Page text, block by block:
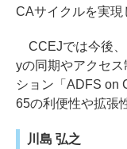
CAサイクルを実現
CCEJでは今後、
yの同期やアクセ
ション「ADFS on
65の利便性や拡張
川島 弘之